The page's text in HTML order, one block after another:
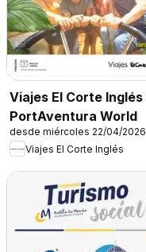
Viajes El Corte Inglés
PortAventura World
desde miércoles 22/04/2026
Viajes El Corte Inglés